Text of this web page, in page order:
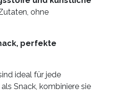
ohne
perfekte
ideal für jede
Snack, kombiniere sie